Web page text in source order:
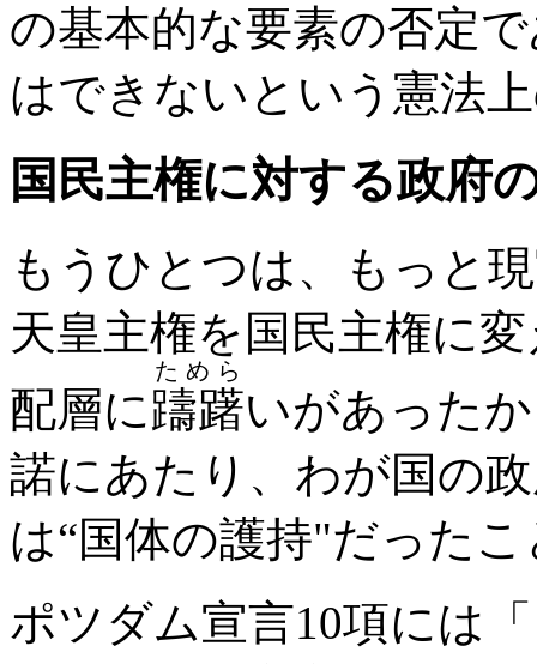
の基本的な要素の否定
はできないという憲法
国民主権に対する政府
もうひとつは、もっと
天皇主権を国民主権に
配層に躊躇
ためら
いがあった
諾にあたり、わが国の
は“国体の護持"だった
ポツダム宣言10項には